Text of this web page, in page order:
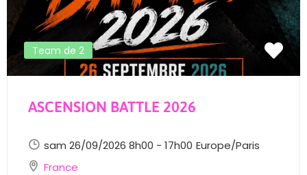
Team de 2
ASCENSION BATTLE 2026
sam 26/09/2026 8h00 - 17h00 Europe/Paris
France